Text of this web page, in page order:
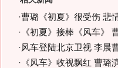
·曹璐《初夏》很受伤 悲
· 《初夏》接棒《风车》
·风车登陆北京卫视 李晨
· 《风车》收视飘红 曹璐